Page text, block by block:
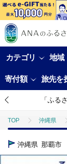
カテゴリ 地域
寄付額 旅先を
「ふる
TOP 沖縄県
TOP
沖縄県 那覇市